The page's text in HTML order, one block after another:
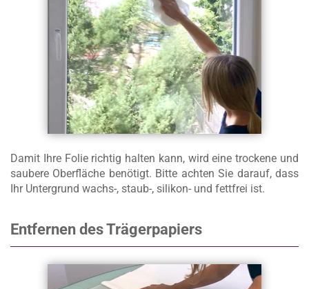
Damit Ihre Folie richtig halten kann, wird eine trockene und
saubere Oberfläche benötigt. Bitte achten Sie darauf, dass
Ihr Untergrund wachs-, staub-, silikon- und fettfrei ist.
Entfernen des Trägerpapiers